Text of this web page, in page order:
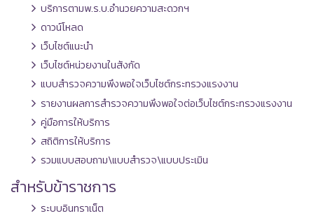
บริการตามพ.ร.บ.อำนวยความสะดวกฯ
ดาวน์โหลด
เว็บไซต์แนะนำ
เว็บไซต์หน่วยงานในสังกัด
แบบสำรวจความพึงพอใจเว็บไซต์กระทรวงแรงงาน
รายงานผลการสำรวจความพึงพอใจต่อเว็บไซต์กระทรวงแรงงาน
คู่มือการให้บริการ
สถิติการให้บริการ
รวมแบบสอบถาม\แบบสำรวจ\แบบประเมิน
สำหรับข้าราชการ
ระบบอินทราเน็ต